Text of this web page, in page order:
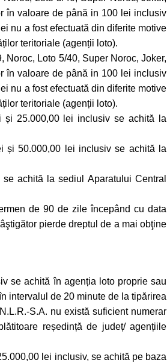
în valoare de până in 100 lei inclusiv
nu a fost efectuată din diferite motive
teritoriale (agenții loto).
Noroc, Loto 5/40, Super Noroc, Joker,
în valoare de până in 100 lei inclusiv
nu a fost efectuată din diferite motive
teritoriale (agenții loto).
și 25.000,00 lei inclusiv se achită la
și 50.000,00 lei inclusiv se achită la
achită la sediul Aparatului Central
de 90 de zile începând cu data
pierde dreptul de a mai obţine
se achită în agenția loto proprie sau
intervalul de 20 minute de la tipărirea
S.A. nu există suficient numerar
reședință de județ/ agențiile
lei inclusiv, se achită pe baza